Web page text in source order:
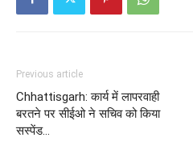
Previous article
Chhattisgarh: कार्य में लापरवाही
बरतने पर सीईओ ने सचिव को किया
सस्पेंड…